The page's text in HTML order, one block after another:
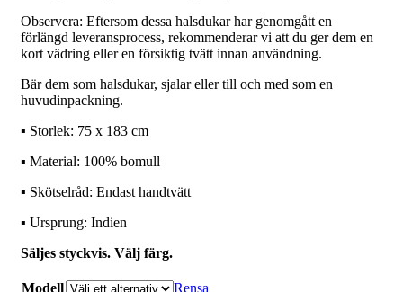
Observera: Eftersom dessa halsdukar har genomgått en
förlängd leveransprocess, rekommenderar vi att du ger dem en
kort vädring eller en försiktig tvätt innan användning.
Bär dem som halsdukar, sjalar eller till och med som en
huvudinpackning.
▪️ Storlek: 75 x 183 cm
▪️ Material: 100% bomull
▪️ Skötselråd: Endast handtvätt
▪️ Ursprung: Indien
Säljes styckvis. Välj färg.
Modell Rensa